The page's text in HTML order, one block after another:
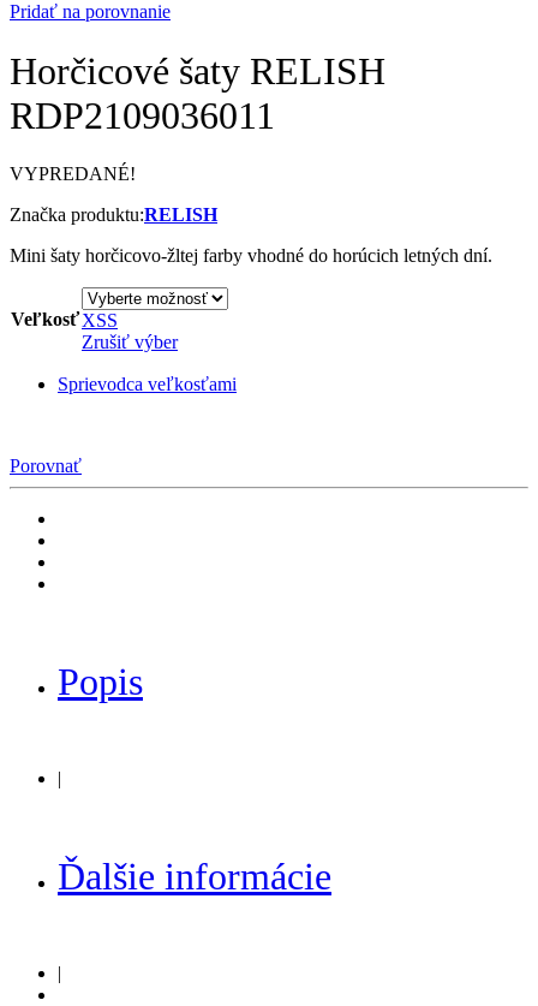
Pridať na porovnanie
Horčicové šaty RELISH
RDP2109036011
VYPREDANÉ!
Značka produktu:RELISH
Mini šaty horčicovo-žltej farby vhodné do horúcich letných dní.
VeľkosťXSS
Zrušiť výber
Sprievodca veľkosťami
Porovnať
Popis
|
Ďalšie informácie
|